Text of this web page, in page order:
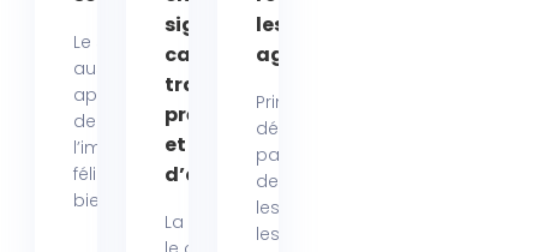
Le sida du chat,
aussi
appelé fiv ou virus
de
l’immunodéficience
féline, inquiète
bien...
signes,
causes,
traitements,
prévention
et conseils
d’expert
La cystite chez
les signes et
agir vite
Principalement
déclenchées
par les pollens
de graminées,
les acariens,
les...